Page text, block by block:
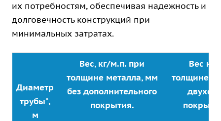
их потребностям, обеспечивая надежность и
долговечность конструкций при
минимальных затратах.
Диаметр
трубы*,
м
Вес, кг/м.п. при
толщине металла, мм
без дополнительного
покрытия.
Вес
толщине